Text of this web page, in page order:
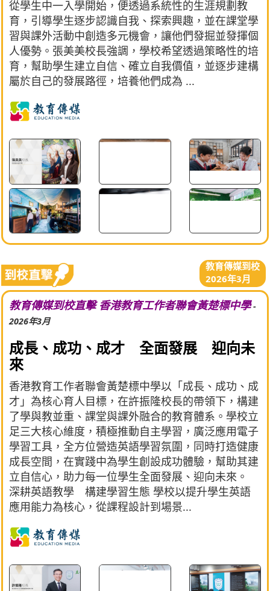
從學生中一入學開始，便透過系統性的生涯規劃教
育，引導學生逐步認識自我、探索興趣，並在課堂學
習與課外活動中創造多元機會，讓他們發掘並發揮個
人優勢。張美美校長強調，學校希望透過策略性的培
育，幫助學生建立自信、確立自我價值，並逐步建構
屬於自己的發展路徑，培養他們成為 ...
教育傳媒到校
2026年3月
教育傳媒到校直擊 香港教育工作者聯會黃楚標中學-
2026年3月
成長、成功、成才 全面發展 迎向未
來
香港教育工作者聯會黃楚標中學以「成長、成功、成
才」為核心育人目標，在許振隆校長的帶領下，構建
了學與教並重、課堂與課外融合的教育體系。學校立
足三大核心維度，積極推動自主學習，廣泛應用電子
學習工具，全方位營造英語學習氛圍，同時打造健康
成長空間，在實踐中為學生創設成功體驗，幫助其建
立自信心，助力每一位學生全面發展、迎向未來。
深耕英語教學 構建學習生態 學校以提升學生英語
應用能力為核心，從課程設計到場景...